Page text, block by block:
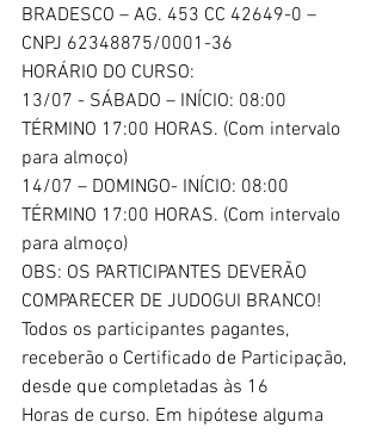
BRADESCO – AG. 453 CC 42649-0 –
CNPJ 62348875/0001-36
HORÁRIO DO CURSO:
13/07 - SÁBADO – INÍCIO: 08:00
TÉRMINO 17:00 HORAS. (Com intervalo
para almoço)
14/07 – DOMINGO- INÍCIO: 08:00
TÉRMINO 17:00 HORAS. (Com intervalo
para almoço)
OBS: OS PARTICIPANTES DEVERÃO
COMPARECER DE JUDOGUI BRANCO!
Todos os participantes pagantes,
receberão o Certificado de Participação,
desde que completadas às 16
Horas de curso. Em hipótese alguma